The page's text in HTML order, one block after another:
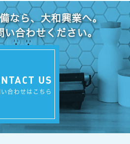
なら、大和興業へ。
い合わせください。
US
い合わせはこちら